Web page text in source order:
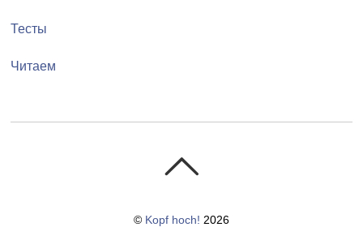
Тесты
Читаем
© Kopf hoch! 2026